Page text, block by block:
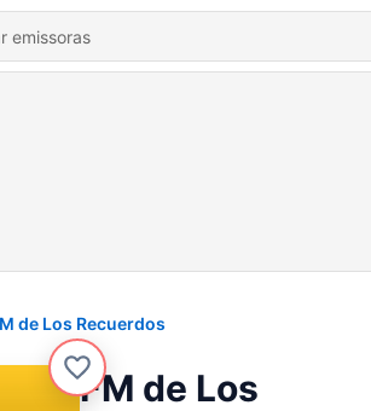
de Los Recuerdos
FM de Los